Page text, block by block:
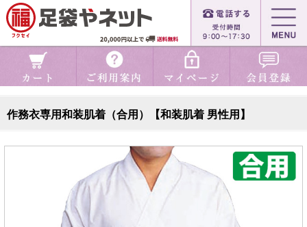
作務衣専用和装肌着（合用）【和装肌着 男性用】